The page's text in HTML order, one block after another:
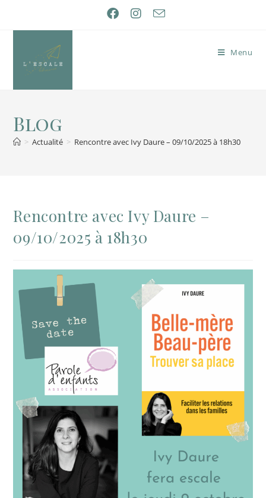
Menu
Blog
> Actualité > Rencontre avec Ivy Daure – 09/10/2025 à 18h30
Rencontre avec Ivy Daure –
09/10/2025 à 18h30